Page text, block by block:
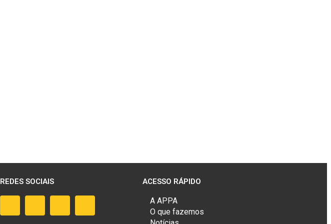
REDES SOCIAIS ACESSO RÁPIDO
A APPA
O que fazemos